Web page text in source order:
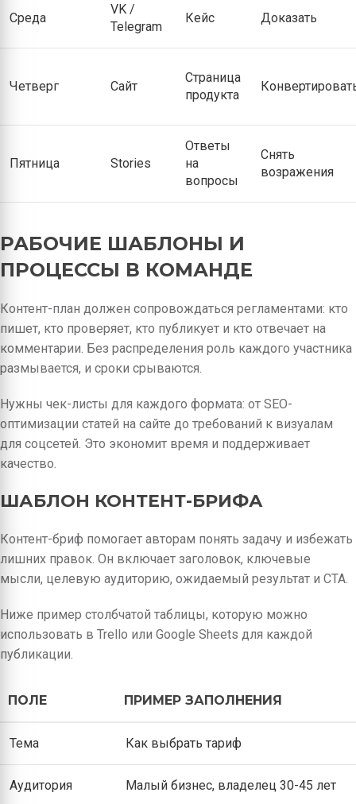
Среда
VK /
Telegram
Кейс Доказать
Четверг Сайт
Страница
продукта
Пятница Stories
Ответы
на
вопросы
Снять
возражения
РАБОЧИЕ ШАБЛОНЫ И
ПРОЦЕССЫ В КОМАНДЕ
Контент-план должен сопровождаться регламентами: кто
пишет, кто проверяет, кто публикует и кто отвечает на
комментарии. Без распределения роль каждого участника
размывается, и сроки срываются.
Нужны чек-листы для каждого формата: от SEO-
оптимизации статей на сайте до требований к визуалам
для соцсетей. Это экономит время и поддерживает
качество.
ШАБЛОН КОНТЕНТ-БРИФА
Контент-бриф помогает авторам понять задачу и избежать
лишних правок. Он включает заголовок, ключевые
мысли, целевую аудиторию, ожидаемый результат и CTA.
Ниже пример столбчатой таблицы, которую можно
использовать в Trello или Google Sheets для каждой
публикации.
ПОЛЕ ПРИМЕР ЗАПОЛНЕНИЯ
Тема Как выбрать тариф
Аудитория Малый бизнес, владелец 30-45 лет